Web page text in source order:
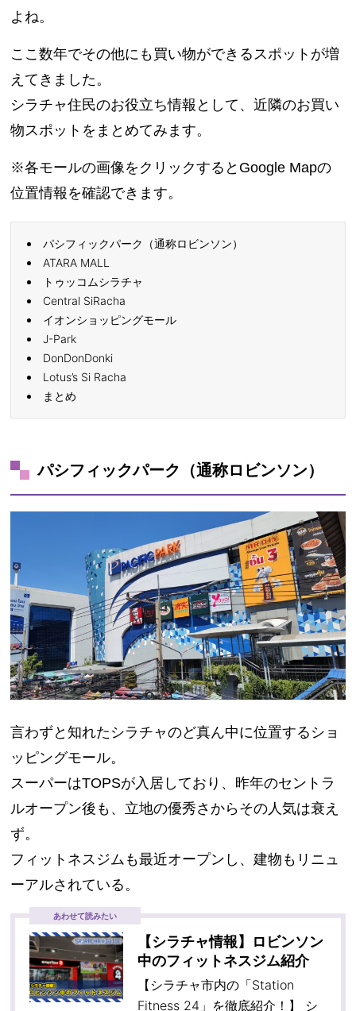
よね。
ここ数年でその他にも買い物ができるスポットが増
えてきました。
シラチャ住民のお役立ち情報として、近隣のお買い
物スポットをまとめてみます。
※各モールの画像をクリックするとGoogle Mapの
位置情報を確認できます。
パシフィックパーク（通称ロビンソン）
ATARA MALL
トゥッコムシラチャ
Central SiRacha
イオンショッピングモール
J-Park
DonDonDonki
Lotus’s Si Racha
まとめ
パシフィックパーク（通称ロビンソン）
言わずと知れたシラチャのど真ん中に位置するショ
ッピングモール。
スーパーはTOPSが入居しており、昨年のセントラ
ルオープン後も、 立地の優秀さからその人気は衰え
ず。
フィットネスジムも最近オープンし、建物もリニュ
ーアルされている。
あわせて読みたい
【シラチャ情報】ロビンソン
中のフィットネスジム紹介
【シラチャ市内の「Station
Fitness 24」を徹底紹介！】 シ